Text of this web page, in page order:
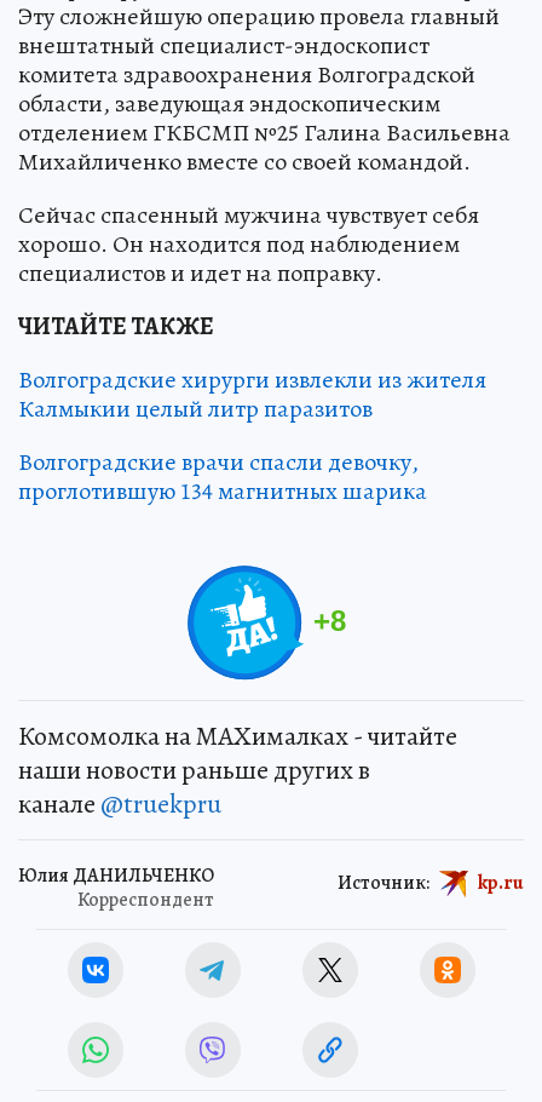
Эту сложнейшую операцию провела главный
внештатный специалист-эндоскопист
комитета здравоохранения Волгоградской
области, заведующая эндоскопическим
отделением ГКБСМП №25 Галина Васильевна
Михайличенко вместе со своей командой.
Сейчас спасенный мужчина чувствует себя
хорошо. Он находится под наблюдением
специалистов и идет на поправку.
ЧИТАЙТЕ ТАКЖЕ
Волгоградские хирурги извлекли из жителя
Калмыкии целый литр паразитов
Волгоградские врачи спасли девочку,
проглотившую 134 магнитных шарика
+8
Комсомолка на MAXималках - читайте
наши новости раньше других в
канале @truekpru
Юлия ДАНИЛЬЧЕНКО
Корреспондент
Источник: kp.ru